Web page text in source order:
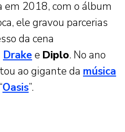
em 2018, com o álbum
ele gravou parcerias
da cena
Drake e Diplo. No ano
ao gigante da música
Oasis”.